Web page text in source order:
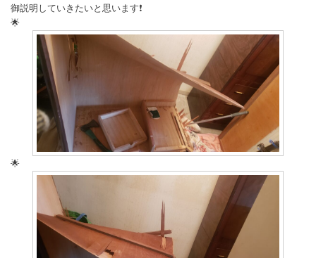
御説明していきたいと思います❗
🌟
🌟